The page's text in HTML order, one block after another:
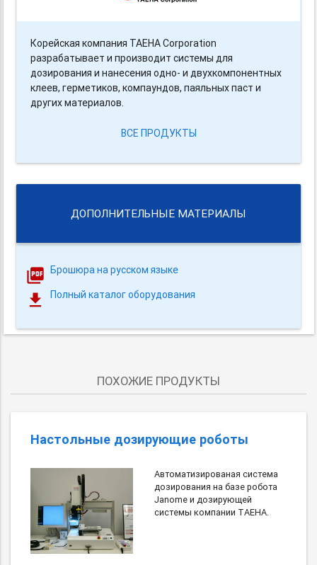
Корейская компания TAEHA Corporation
разрабатывает и производит системы для
дозирования и нанесения одно- и двухкомпонентных
клеев, герметиков, компаундов, паяльных паст и
других материалов.
ВСЕ ПРОДУКТЫ
ДОПОЛНИТЕЛЬНЫЕ МАТЕРИАЛЫ
Брошюра на русском языке
Полный каталог оборудования
ПОХОЖИЕ ПРОДУКТЫ
Настольные дозирующие роботы
Автоматизированая система
дозирования на базе робота
Janome и дозирующей
системы компании TAEHA.